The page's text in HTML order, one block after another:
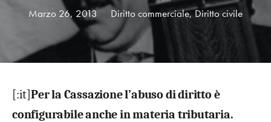
Lingua
Marzo 26, 2013 Diritto commerciale,Diritto civile
[:it]Per la Cassazione l’abuso di diritto è
configurabile anche in materia tributaria.